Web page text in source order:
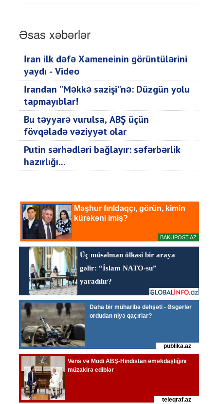
Əsas xəbərlər
İran ilk dəfə Xameneinin görüntülərini
yaydı - Video
İrandan "Məkkə sazişi"nə: Düzgün yolu
tapmayıblar!
Bu təyyarə vurulsa, ABŞ üçün
fövqəladə vəziyyət olar
Putin sərhədləri bağlayır: səfərbərlik
hazırlığı...